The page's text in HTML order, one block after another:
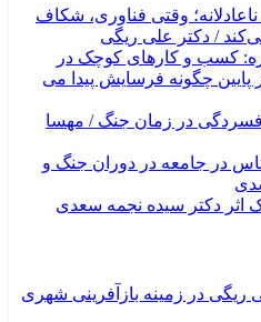
وقتی فناوری، شکاف
/ دکتر علی ریگی
کسب‌ و کارهای کوچک در
پایین چگونه فرسایش پیدا می
در زمان جنگ / مهسا
در جامعه در دوران جنگ و
اثر دکتر سیده نجمه سعدی